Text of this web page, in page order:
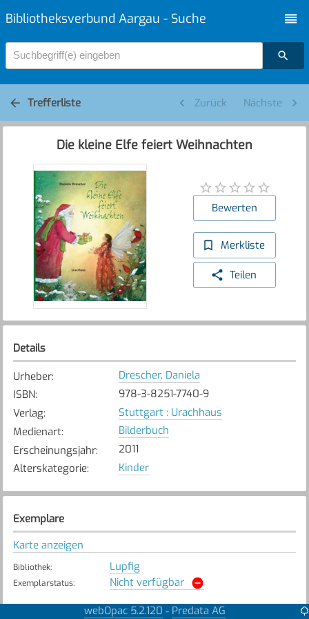
Bibliotheksverbund Aargau - Suche
Suchbegriff(e) eingeben
Trefferliste Zurück Nächste
Die kleine Elfe feiert Weihnachten
Bewerten
Merkliste
Teilen
Details
Urheber:
Drescher, Daniela
ISBN:
978-3-8251-7740-9
Verlag:
Stuttgart : Urachhaus
Medienart:
Bilderbuch
Erscheinungsjahr:
2011
Alterskategorie: Kinder
Exemplare
Karte anzeigen
Bibliothek: Lupfig
Exemplarstatus: Nicht verfügbar
webOpac 5.2.120 - Predata AG